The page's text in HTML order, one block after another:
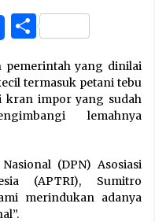
Share
pemerintah yang dinilai
termasuk petani tebu
kran impor yang sudah
lemahnya
(DPN) Asosiasi
(APTRI), Sumitro
merindukan adanya